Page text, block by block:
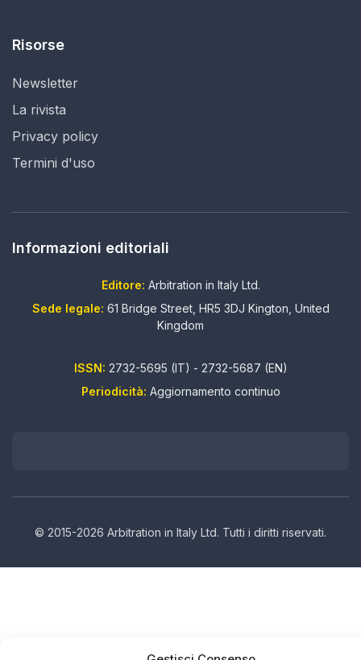
Risorse
Newsletter
La rivista
Privacy policy
Termini d'uso
Informazioni editoriali
Editore: Arbitration in Italy Ltd.
Sede legale: 61 Bridge Street, HR5 3DJ Kington, United
Kingdom
ISSN: 2732-5695 (IT) - 2732-5687 (EN)
Periodicità: Aggiornamento continuo
© 2015-2026 Arbitration in Italy Ltd. Tutti i diritti riservati.